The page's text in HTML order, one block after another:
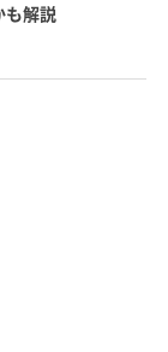
も解説